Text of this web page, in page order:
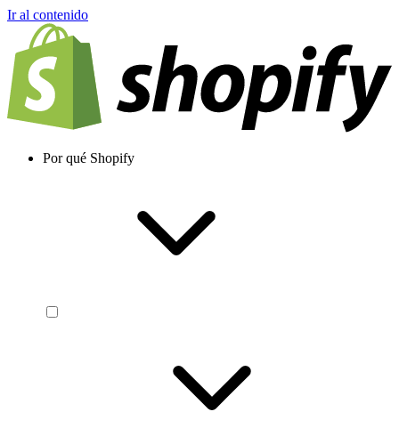
Ir al contenido
Por qué Shopify